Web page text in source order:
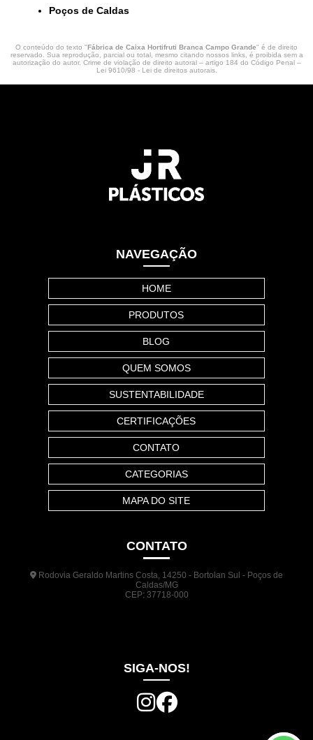
Poços de Caldas
O conteúdo do texto "Fábrica de Caixa Hortifruti Branca Campo Grande" é de direito
reservado. Sua reprodução, parcial ou total, mesmo citando nossos links, é proibida sem a
autorização do autor. Crime de violação de direito autoral – artigo 184 do Código Penal –
Lei 9610/98 - Lei de direitos autorais.
NAVEGAÇÃO
HOME
PRODUTOS
BLOG
QUEM SOMOS
SUSTENTABILIDADE
CERTIFICAÇÕES
CONTATO
CATEGORIAS
MAPA DO SITE
CONTATO
Rodovia Geraldo Martins Costa, 14250 - Bortolan Sul - Poços de
Caldas/MG
CEP: 37718-000
SIGA-NOS!